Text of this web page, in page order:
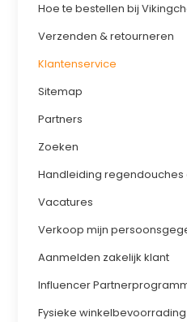
Hoe te bestellen bij
Verzenden & retourneren
Klantenservice
Sitemap
Partners
Zoeken
Handleiding
Vacatures
Verkoop mijn
Aanmelden zakelijk klant
Influencer
Fysieke winkelbevoorrading